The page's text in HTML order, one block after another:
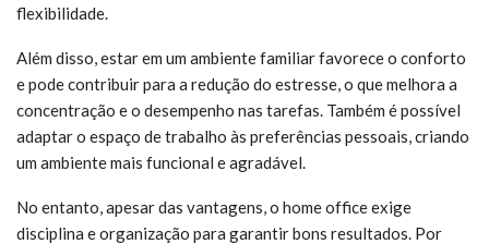
flexibilidade.
Além disso, estar em um ambiente familiar favorece o conforto
e pode contribuir para a redução do estresse, o que melhora a
concentração e o desempenho nas tarefas. Também é possível
adaptar o espaço de trabalho às preferências pessoais, criando
um ambiente mais funcional e agradável.
No entanto, apesar das vantagens, o home office exige
disciplina e organização para garantir bons resultados. Por